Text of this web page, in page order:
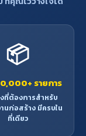
📦
รายการ
ที่ต้องการสำหรับ
นก่อสร้าง มีครบใน
ที่เดียว